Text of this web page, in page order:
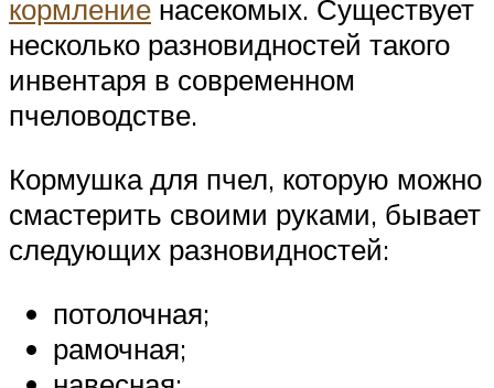
кормление насекомых. Существует
несколько разновидностей такого
инвентаря в современном
пчеловодстве.
Кормушка для пчел, которую можно
смастерить своими руками, бывает
следующих разновидностей:
потолочная;
рамочная;